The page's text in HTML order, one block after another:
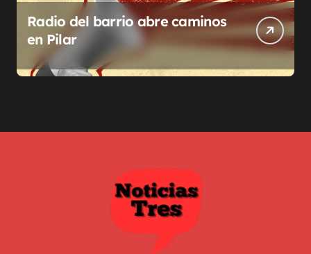
Radio del barrio abre caminos
en Pilar